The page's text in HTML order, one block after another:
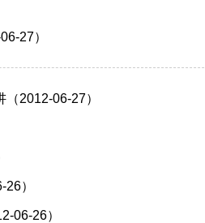
27）
2012-06-27）
）
06-26）